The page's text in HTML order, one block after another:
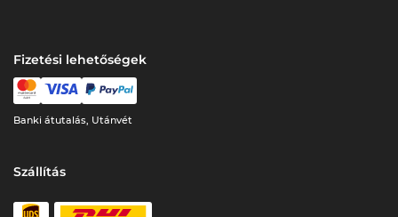
Fizetési lehetőségek
Banki átutalás, Utánvét
Szállítás